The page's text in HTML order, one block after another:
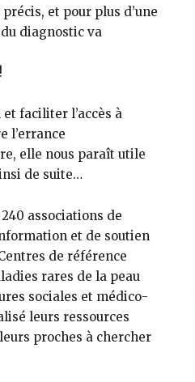
et pour plus d’une
diagnostic va
faciliter l’accès à
l’errance
elle nous paraît utile
de suite…
associations de
et de soutien
de référence
rares de la peau
sociales et médico-
leurs ressources
proches à chercher